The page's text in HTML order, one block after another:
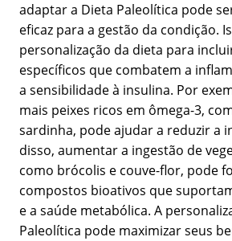
adaptar a Dieta Paleolítica pode
eficaz para a gestão da condição.
personalização da dieta para
específicos que combatem a
a sensibilidade à insulina. Por
mais peixes ricos em ômega-3,
sardinha, pode ajudar a reduzir a
disso, aumentar a ingestão de
como brócolis e couve-flor, pode
compostos bioativos que
e a saúde metabólica. A
Paleolítica pode maximizar seus